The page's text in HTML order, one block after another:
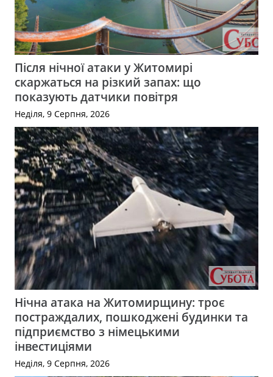
Після нічної атаки у Житомирі
скаржаться на різкий запах: що
показують датчики повітря
Неділя, 9 Серпня, 2026
Нічна атака на Житомирщину: троє
постраждалих, пошкоджені будинки та
підприємство з німецькими
інвестиціями
Неділя, 9 Серпня, 2026